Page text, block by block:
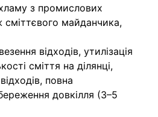
з промислових
майданчика,
відходів, утилізація
сміття на ділянці,
повна
довкілля (3–5